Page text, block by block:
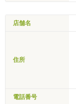
店舗名
住所
電話番号